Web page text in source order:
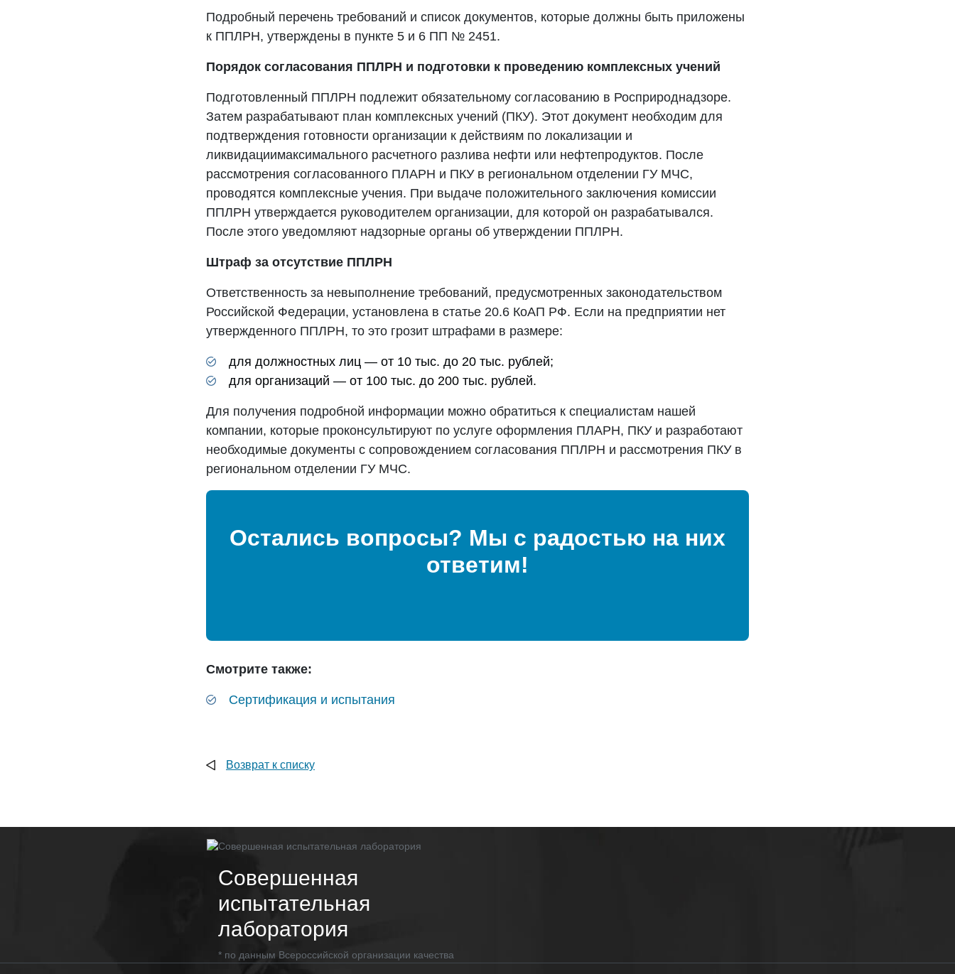
Подробный перечень требований и список документов, которые должны быть приложены
к ППЛРН, утверждены в пункте 5 и 6 ПП № 2451.
Порядок согласования ППЛРН и подготовки к проведению комплексных учений
Подготовленный ППЛРН подлежит обязательному согласованию в Росприроднадзоре.
Затем разрабатывают план комплексных учений (ПКУ). Этот документ необходим для
подтверждения готовности организации к действиям по локализации и
ликвидациимаксимального расчетного разлива нефти или нефтепродуктов. После
рассмотрения согласованного ПЛАРН и ПКУ в региональном отделении ГУ МЧС,
проводятся комплексные учения. При выдаче положительного заключения комиссии
ППЛРН утверждается руководителем организации, для которой он разрабатывался.
После этого уведомляют надзорные органы об утверждении ППЛРН.
Штраф за отсутствие ППЛРН
Ответственность за невыполнение требований, предусмотренных законодательством
Российской Федерации, установлена в статье 20.6 КоАП РФ. Если на предприятии нет
утвержденного ППЛРН, то это грозит штрафами в размере:
для должностных лиц — от 10 тыс. до 20 тыс. рублей;
для организаций — от 100 тыс. до 200 тыс. рублей.
Для получения подробной информации можно обратиться к специалистам нашей
компании, которые проконсультируют по услуге оформления ПЛАРН, ПКУ и разработают
необходимые документы с сопровождением согласования ППЛРН и рассмотрения ПКУ в
региональном отделении ГУ МЧС.
Остались вопросы? Мы с радостью на них
ответим!
Смотрите также:
Сертификация и испытания
Возврат к списку
Совершенная
испытательная
лаборатория
* по данным Всероссийской организации качества